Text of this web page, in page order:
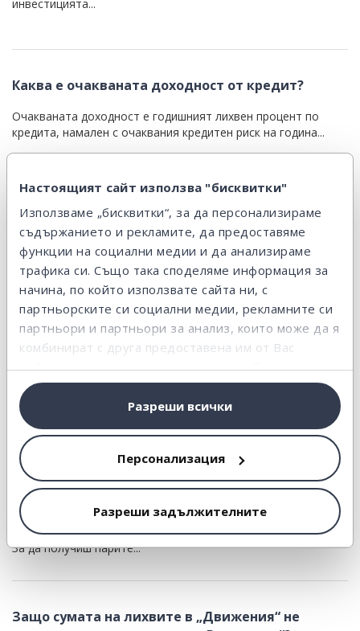
Настоящият сайт използва "бисквитки"
Използваме „бисквитки“, за да персонализираме
съдържанието и рекламите, да предоставяме
функции на социални медии и да анализираме
трафика си. Също така споделяме информация за
начина, по който използвате сайта ни, с
партньорските си социални медии, рекламните си
партньори и партньори за анализ, които може да я
комбинират с друга предоставена им от Вас
информация или с такава, която са събрали от
ползването от Ваша страна на услугите им.
Разреши всички
Персонализация
Разреши задължителните
инвестицията...
Каква е очакваната доходност от кредит?
Очакваната доходност е годишният лихвен процент по
кредита, намален с очаквания кредитен риск на година...
Някои от кредитите ми са в просрочие. Какво
трябва да направя?
Нормално е да имаш просрочие по някой от кредитите си.
Разбира се, това...
Дължа ли такси, ако искам да продам
кредитите си обратно през платформата?
Не, не начисляваме никакви такси при продажба в
платформата.
Ако искам да получа парите си по-рано, какво
трябва да направя?
Можеш да продадеш целия си портфейл или част от него.
За да получиш парите...
Защо сумата на лихвите в „Движения“ не